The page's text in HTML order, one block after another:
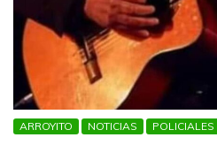
ARROYITO NOTICIAS POLICIALES